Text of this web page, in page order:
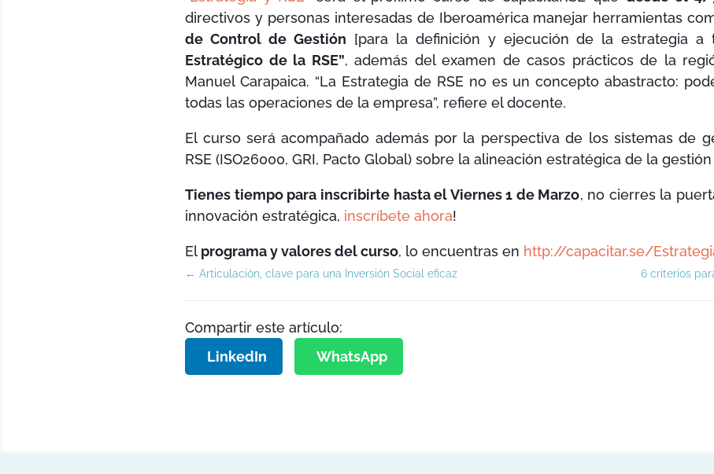
directivos y personas interesadas de Iberoamérica manejar herramientas
de Control de Gestión [para la definición y ejecución de la estrategia
Estratégico de la RSE”, además del examen de casos prácticos de la
Manuel Carapaica. “La Estrategia de RSE no es un concepto abastracto:
todas las operaciones de la empresa”, refiere el docente.
El curso será acompañado además por la perspectiva de los sistemas de
RSE (ISO26000, GRI, Pacto Global) sobre la alineación estratégica de la
Tienes tiempo para inscribirte hasta el Viernes 1 de Marzo, no cierres la
innovación estratégica, inscríbete ahora!
El programa y valores del curso, lo encuentras en http://capacitar.se/
←Articulación, clave para una Inversión Social eficaz 6 criterios
Compartir este artículo:
LinkedIn
WhatsApp